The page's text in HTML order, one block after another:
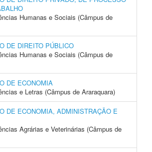
Humanas e Sociais (Câmpus de
DE DIREITO PÚBLICO
Humanas e Sociais (Câmpus de
DE ECONOMIA
e Letras (Câmpus de Araraquara)
DE ECONOMIA, ADMINISTRAÇÃO E
Agrárias e Veterinárias (Câmpus de